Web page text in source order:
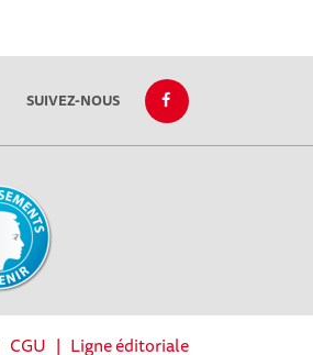
SUIVEZ-NOUS
CGU | Ligne éditoriale